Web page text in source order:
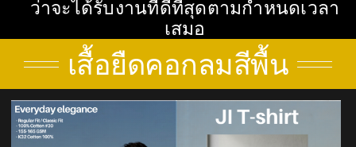
ว่าจะได้รับงานที่ดีที่สุดตามกำหนดเวลา
เสมอ
เสื้อยืดคอกลมสีพื้น